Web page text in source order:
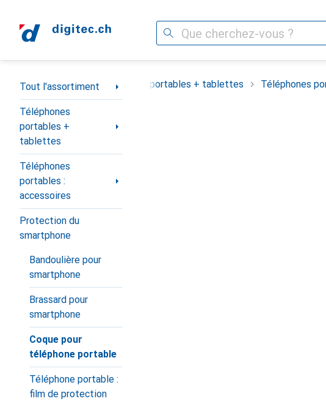
Recherche
Navigation par catégorie
Tout l'assortiment
Téléphones
portables +
tablettes
Téléphones
portables :
accessoires
Protection du
smartphone
Bandoulière pour
smartphone
Brassard pour
smartphone
Coque pour
téléphone portable
Téléphone portable :
film de protection
Tout l'assortiment Téléphones portables + tablettes Téléphones